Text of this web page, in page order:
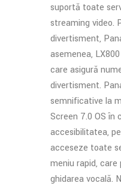
suportă toate
streaming video.
divertisment,
asemenea,
care asigură
divertisment.
semnificative la
Screen 7.0 OS în
accesibilitatea,
acceseze toate
meniu rapid,
ghidarea vocală.